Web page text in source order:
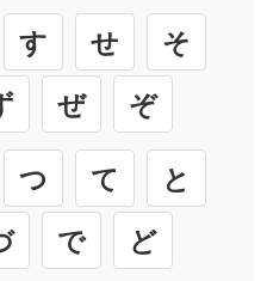
す せ
そ
ぜ ぞ
つ て
と
で ど